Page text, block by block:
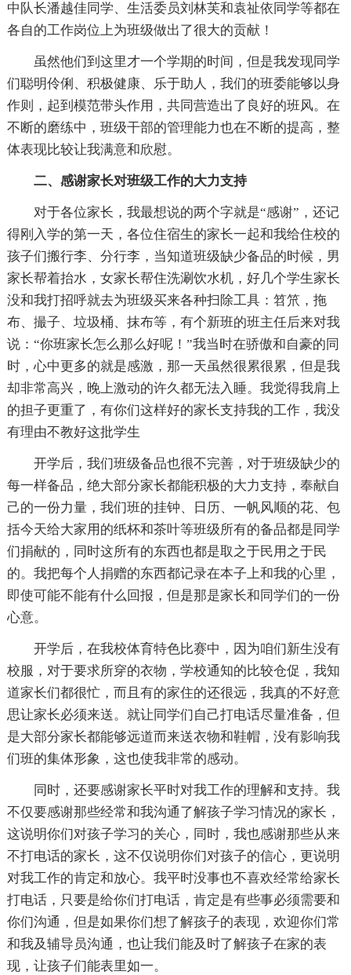
中队长潘越佳同学、生活委员刘林芙和袁祉依同学等都在
各自的工作岗位上为班级做出了很大的贡献！
虽然他们到这里才一个学期的时间，但是我发现同学
们聪明伶俐、积极健康、乐于助人，我们的班委能够以身
作则，起到模范带头作用，共同营造出了良好的班风。在
不断的磨练中，班级干部的管理能力也在不断的提高，整
体表现比较让我满意和欣慰。
二、感谢家长对班级工作的大力支持
对于各位家长，我最想说的两个字就是“感谢”，还记
得刚入学的第一天，各位住宿生的家长一起和我给住校的
孩子们搬行李、分行李，当知道班级缺少备品的时候，男
家长帮着抬水，女家长帮住洗涮饮水机，好几个学生家长
没和我打招呼就去为班级买来各种扫除工具：笤笊，拖
布、撮子、垃圾桶、抹布等，有个新班的班主任后来对我
说：“你班家长怎么那么好呢！”我当时在骄傲和自豪的同
时，心中更多的就是感激，那一天虽然很累很累，但是我
却非常高兴，晚上激动的许久都无法入睡。我觉得我肩上
的担子更重了，有你们这样好的家长支持我的工作，我没
有理由不教好这批学生
开学后，我们班级备品也很不完善，对于班级缺少的
每一样备品，绝大部分家长都能积极的大力支持，奉献自
己的一份力量，我们班的挂钟、日历、一帆风顺的花、包
括今天给大家用的纸杯和茶叶等班级所有的备品都是同学
们捐献的，同时这所有的东西也都是取之于民用之于民
的。我把每个人捐赠的东西都记录在本子上和我的心里，
即使可能不能有什么回报，但是那是家长和同学们的一份
心意。
开学后，在我校体育特色比赛中，因为咱们新生没有
校服，对于要求所穿的衣物，学校通知的比较仓促，我知
道家长们都很忙，而且有的家住的还很远，我真的不好意
思让家长必须来送。就让同学们自己打电话尽量准备，但
是大部分家长都能够远道而来送衣物和鞋帽，没有影响我
们班的集体形象，这也使我非常的感动。
同时，还要感谢家长平时对我工作的理解和支持。我
不仅要感谢那些经常和我沟通了解孩子学习情况的家长，
这说明你们对孩子学习的关心，同时，我也感谢那些从来
不打电话的家长，这不仅说明你们对孩子的信心，更说明
对我工作的肯定和放心。我平时没事也不喜欢经常给家长
打电话，只要是给你们打电话，肯定是有些事必须需要和
你们沟通，但是如果你们想了解孩子的表现，欢迎你们常
和我及辅导员沟通，也让我们能及时了解孩子在家的表
现，让孩子们能表里如一。